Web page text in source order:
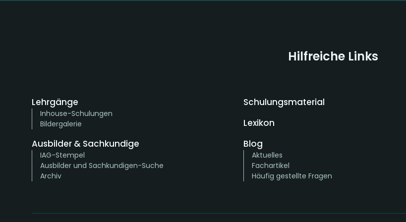
Hilfreiche Links
Lehrgänge
Inhouse-Schulungen
Bildergalerie
Ausbilder & Sachkundige
IAG-Stempel
Ausbilder und Sachkundigen-Suche
Archiv
Schulungsmaterial
Lexikon
Blog
Aktuelles
Fachartikel
Häufig gestellte Fragen